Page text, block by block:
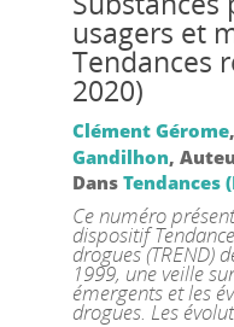
usagers et
Tendances
2020)
Clément Gérome
Gandilhon,
Dans Tendances
Ce numéro
dispositif
drogues (TREND)
1999, une veille
émergents et les
drogues. Les